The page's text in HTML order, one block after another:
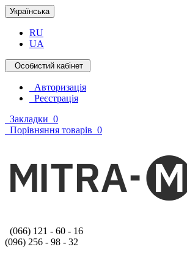
Українська
RU
UA
Особистий кабінет
Авторизація
Реєстрація
Закладки 0
Порівняння товарів 0
(066) 121 - 60 - 16
(096) 256 - 98 - 32